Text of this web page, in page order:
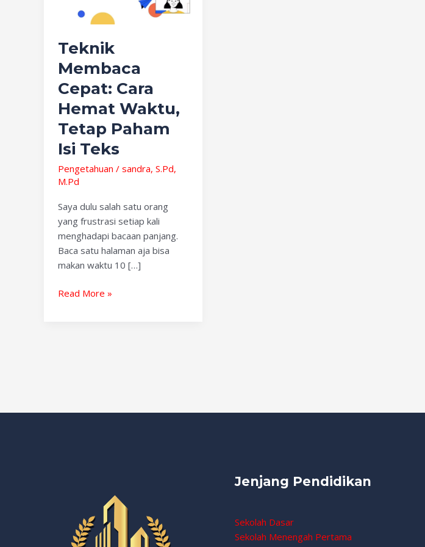
Teknik
Membaca
Cepat: Cara
Hemat Waktu,
Tetap Paham
Isi Teks
Pengetahuan / sandra, S.Pd,
M.Pd
Saya dulu salah satu orang
yang frustrasi setiap kali
menghadapi bacaan panjang.
Baca satu halaman aja bisa
makan waktu 10 […]
Waktu,
Paham
Teks
Read More »
Jenjang Pendidikan
Sekolah Dasar
Sekolah Menengah Pertama